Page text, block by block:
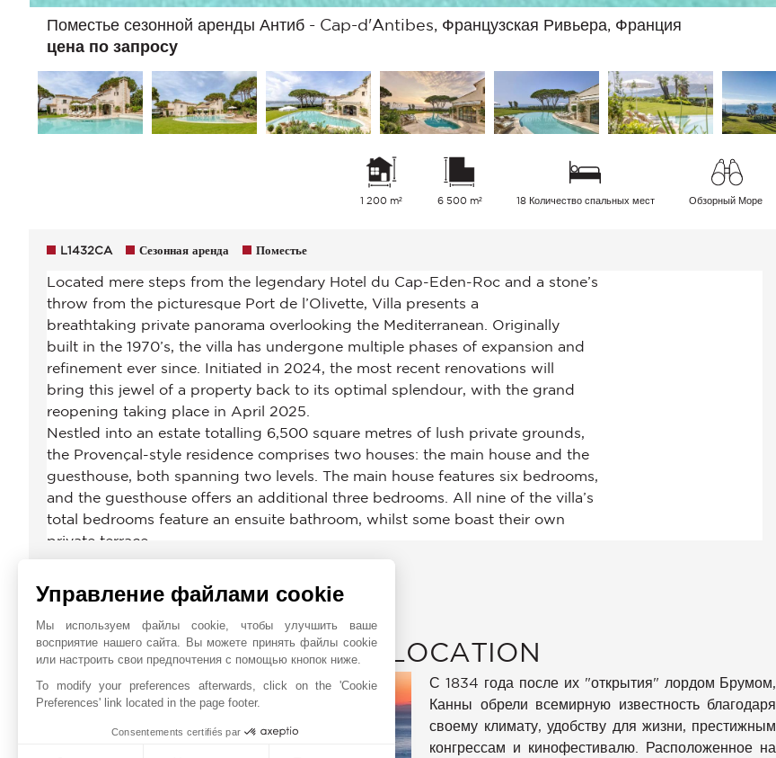
Поместье сезонной аренды Антиб - Cap-d'Antibes, Французская Ривьера, Франция
цена по запросу
1 200 m² 6 500 m² 18 Количество спальных мест Обзорный Море
L1432CA Сезонная аренда Поместье
JOHN TAYLOR CANNES LOCATION
С 1834 года после их "открытия" лордом Брумом,
Канны обрели всемирную известность благодаря
своему климату, удобству для жизни, престижным
конгрессам и кинофестивалю. Расположенное на
Управление файлами cookie
Мы используем файлы cookie, чтобы улучшить ваше
восприятие нашего сайта. Вы можете принять файлы cookie
или настроить свои предпочтения с помощью кнопок ниже.
To modify your preferences afterwards, click on the 'Cookie
Preferences' link located in the page footer.
Consentements certifiés par